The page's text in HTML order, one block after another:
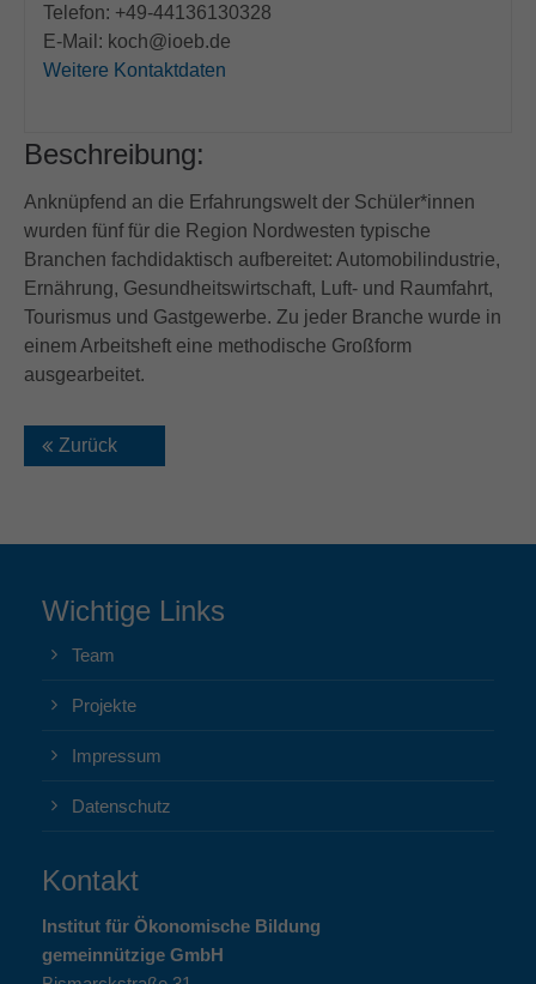
Telefon: +49-44136130328
E-Mail: koch@ioeb.de
Weitere Kontaktdaten
Beschreibung:
Anknüpfend an die Erfahrungswelt der Schüler*innen
wurden fünf für die Region Nordwesten typische
Branchen fachdidaktisch aufbereitet: Automobilindustrie,
Ernährung, Gesundheitswirtschaft, Luft- und Raumfahrt,
Tourismus und Gastgewerbe. Zu jeder Branche wurde in
einem Arbeitsheft eine methodische Großform
ausgearbeitet.
Zurück
Wichtige Links
Team
Projekte
Impressum
Datenschutz
Kontakt
Institut für Ökonomische Bildung
gemeinnützige GmbH